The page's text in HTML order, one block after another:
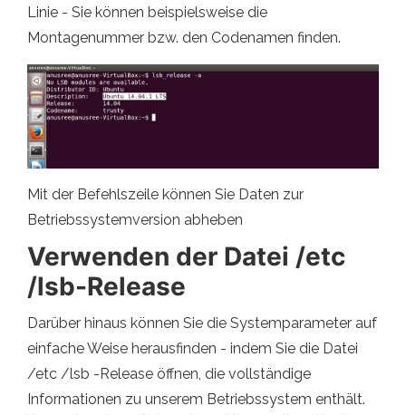
Linie - Sie können beispielsweise die
Montagenummer bzw. den Codenamen finden.
Mit der Befehlszeile können Sie Daten zur
Betriebssystemversion abheben
Verwenden der Datei /etc
/lsb-Release
Darüber hinaus können Sie die Systemparameter auf
einfache Weise herausfinden - indem Sie die Datei
/etc /lsb -Release öffnen, die vollständige
Informationen zu unserem Betriebssystem enthält.